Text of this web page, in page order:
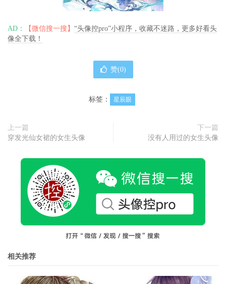
AD： 【微信搜一搜】 “头像控pro”小程序，收藏不迷路，更多好看头
像全下载！
赞(0)
标签： 星辰眼
上一篇
穿发光仙女裙的女生头像
下一篇
没有人用过的女生头像
相关推荐